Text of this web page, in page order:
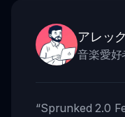
アレッ
音楽愛好
“Sprunked 2.0